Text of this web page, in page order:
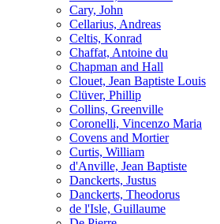
Cary, John
Cellarius, Andreas
Celtis, Konrad
Chaffat, Antoine du
Chapman and Hall
Clouet, Jean Baptiste Louis
Clüver, Phillip
Collins, Greenville
Coronelli, Vincenzo Maria
Covens and Mortier
Curtis, William
d'Anville, Jean Baptiste
Danckerts, Justus
Danckerts, Theodorus
de l'Isle, Guillaume